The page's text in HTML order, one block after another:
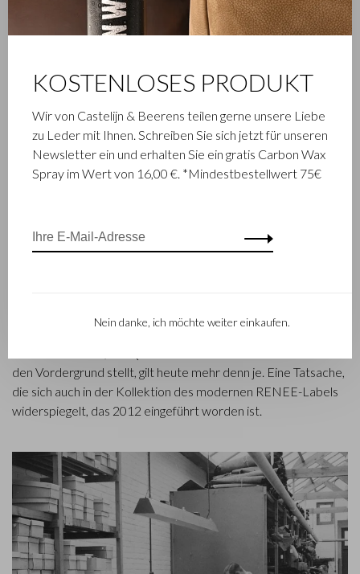
FAMILIENBETRIEB
Die im niederländischen Waalwijk ansässige Firma Castelijn &
Unternehmen wurde geboren, als Stickmeister Walter
Castelijn und Lederstanzer Marinus Beerens den Beschluss
Castelijn & Beerens einen internationalen Ruf. Die
den Vordergrund stellt, gilt heute mehr denn je. Eine Tatsache,
die sich auch in der Kollektion des modernen RENEE-Labels
widerspiegelt, das 2012 eingeführt worden ist.
KOSTENLOSES PRODUKT
Wir von Castelijn & Beerens teilen gerne unsere Liebe
zu Leder mit Ihnen. Schreiben Sie sich jetzt für unseren
Newsletter ein und erhalten Sie ein gratis Carbon Wax
Spray im Wert von 16,00 €. *Mindestbestellwert 75€
Nein danke, ich möchte weiter einkaufen.